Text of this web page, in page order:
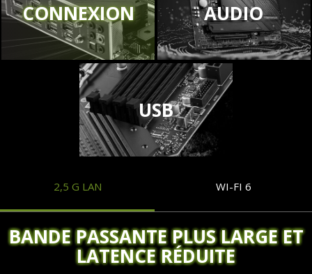
CONNEXION AUDIO
USB
2,5 G LAN WI-FI 6
BANDE PASSANTE PLUS LARGE ET
LATENCE RÉDUITE